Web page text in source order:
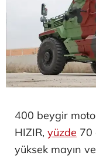
400 beygir
HIZIR, yüzde 70
yüksek mayın